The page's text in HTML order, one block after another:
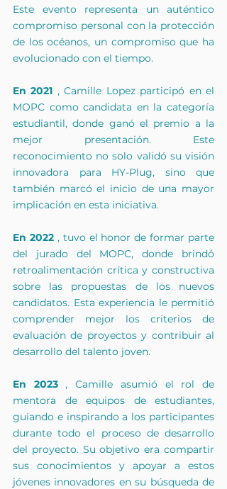
Este evento representa un auténtico
compromiso personal con la protección
de los océanos, un compromiso que ha
evolucionado con el tiempo.
En 2021 , Camille Lopez participó en el
MOPC como candidata en la categoría
estudiantil, donde ganó el premio a la
mejor presentación. Este
reconocimiento no solo validó su visión
innovadora para HY-Plug, sino que
también marcó el inicio de una mayor
implicación en esta iniciativa.
En 2022 , tuvo el honor de formar parte
del jurado del MOPC, donde brindó
retroalimentación crítica y constructiva
sobre las propuestas de los nuevos
candidatos. Esta experiencia le permitió
comprender mejor los criterios de
evaluación de proyectos y contribuir al
desarrollo del talento joven.
En 2023 , Camille asumió el rol de
mentora de equipos de estudiantes,
guiando e inspirando a los participantes
durante todo el proceso de desarrollo
del proyecto. Su objetivo era compartir
sus conocimientos y apoyar a estos
jóvenes innovadores en su búsqueda de